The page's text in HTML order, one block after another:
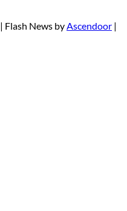
| Flash News byAscendoor |